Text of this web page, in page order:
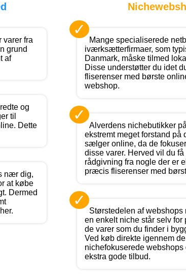
varer fra
grund
af
og
til
Dette
nær dig,
at købe
Dermed
✓
Mange specialiserede
iværksætterfirmaer, som
Danmark, måske tilmed
Disse understøtter du idet
fliserenser med børste
webshop.
✓
Alverdens nichebutikker
ekstremt meget forstand på
sælger online, da de
disse varer. Herved vil du få
rådgivning fra nogle der er
præcis fliserenser med
✓
Størstedelen af webshops
en enkelt niche står selv for
de varer som du finder i
Ved køb direkte igennem de
nichefokuserede webshops
ekstra gode tilbud.